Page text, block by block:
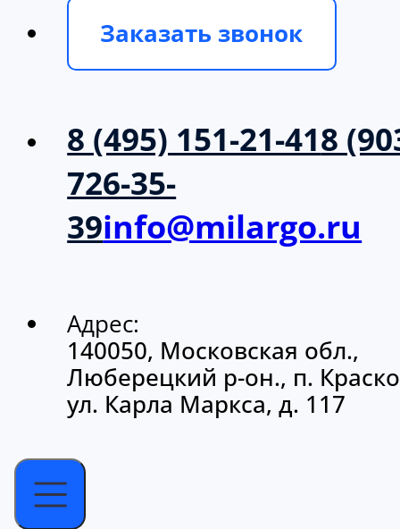
Заказать звонок
8 (495) 151-21-418
726-35-
39info@milargo.ru
Адрес:
140050, Московская обл.,
Люберецкий р-он., п.
ул. Карла Маркса, д. 117